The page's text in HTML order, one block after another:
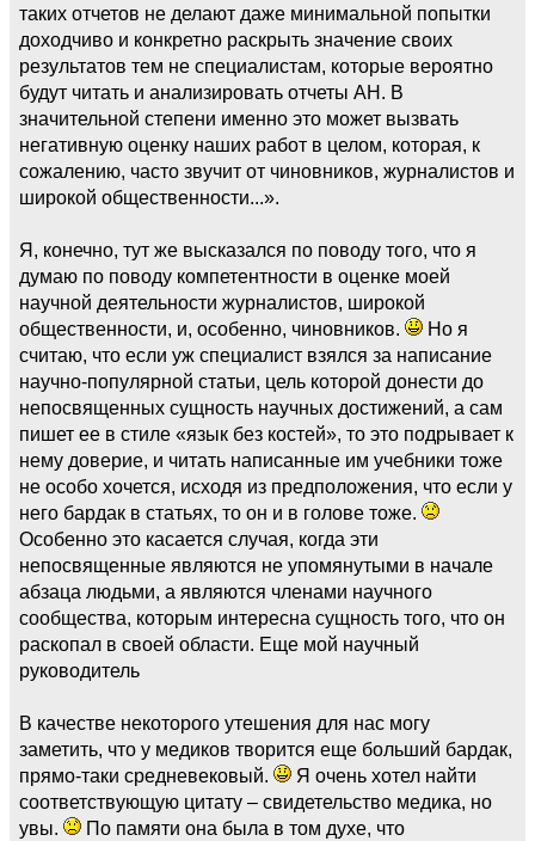
таких отчетов не делают даже минимальной попытки
доходчиво и конкретно раскрыть значение своих
результатов тем не специалистам, которые вероятно
будут читать и анализировать отчеты АН. В
значительной степени именно это может вызвать
негативную оценку наших работ в целом, которая, к
сожалению, часто звучит от чиновников, журналистов и
широкой общественности...».
Я, конечно, тут же высказался по поводу того, что я
думаю по поводу компетентности в оценке моей
научной деятельности журналистов, широкой
общественности, и, особенно, чиновников.
Но я
считаю, что если уж специалист взялся за написание
научно-популярной статьи, цель которой донести до
непосвященных сущность научных достижений, а сам
пишет ее в стиле «язык без костей», то это подрывает к
нему доверие, и читать написанные им учебники тоже
не особо хочется, исходя из предположения, что если у
него бардак в статьях, то он и в голове тоже.
Особенно это касается случая, когда эти
непосвященные являются не упомянутыми в начале
абзаца людьми, а являются членами научного
сообщества, которым интересна сущность того, что он
раскопал в своей области. Еще мой научный
руководитель
В качестве некоторого утешения для нас могу
заметить, что у медиков творится еще больший бардак,
прямо-таки средневековый.
Я очень хотел найти
соответствующую цитату – свидетельство медика, но
увы.
По памяти она была в том духе, что